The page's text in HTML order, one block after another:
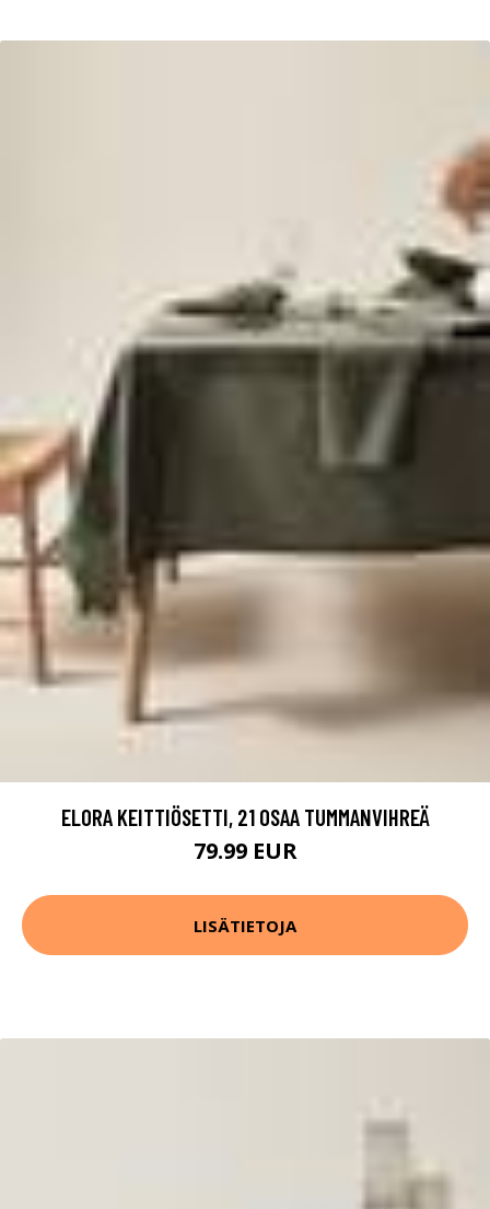
ELORA KEITTIÖSETTI, 21 OSAA TUMMANVIHREÄ
79.99 EUR
LISÄTIETOJA